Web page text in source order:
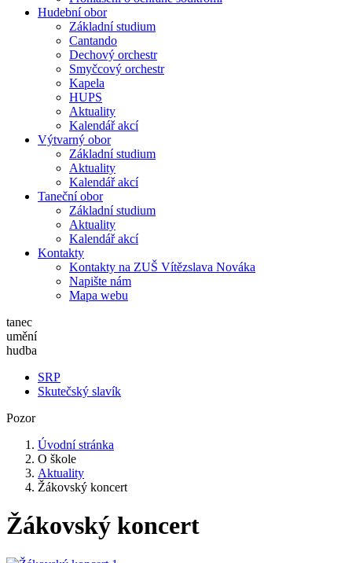
Hudební obor
Základní studium
Cantando
Dechový orchestr
Smyčcový orchestr
Kapela
HUPS
Aktuality
Kalendář akcí
Výtvarný obor
Základní studium
Aktuality
Kalendář akcí
Taneční obor
Základní studium
Aktuality
Kalendář akcí
Kontakty
Kontakty na ZUŠ Vítězslava Nováka
Napište nám
Mapa webu
tanec
umění
hudba
SRP
Skutečský slavík
Pozor
Úvodní stránka
O škole
Aktuality
Žákovský koncert
Žákovský koncert